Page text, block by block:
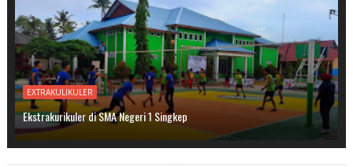
EXTRAKULIKULER
Ekstrakurikuler di SMA Negeri 1 Singkep